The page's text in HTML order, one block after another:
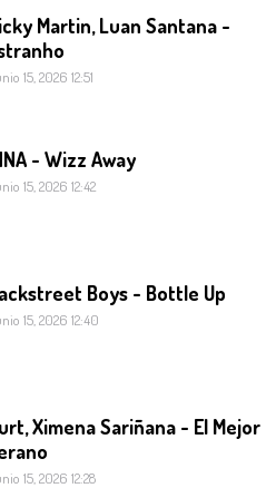
Martin, Luan Santana -
15, 2026 12:51
- Wizz Away
15, 2026 12:42
Boys - Bottle Up
15, 2026 12:40
Ximena Sariñana - El Mejor
15, 2026 12:28